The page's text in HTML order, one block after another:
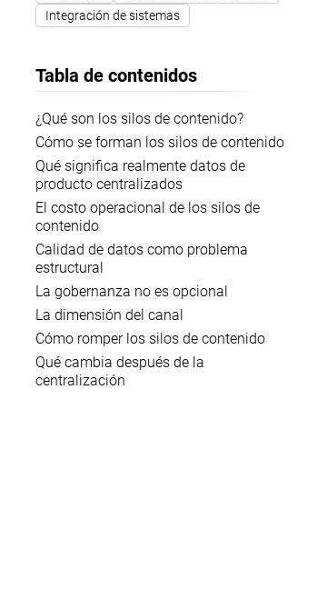
Integración de sistemas
Tabla de contenidos
¿Qué son los silos de contenido?
Cómo se forman los silos de contenido
Qué significa realmente datos de
producto centralizados
El costo operacional de los silos de
contenido
Calidad de datos como problema
estructural
La gobernanza no es opcional
La dimensión del canal
Cómo romper los silos de contenido
Qué cambia después de la
centralización